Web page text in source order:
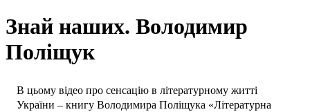
Знай наших. Володимир
Поліщук
В цьому відео про сенсацію в літературному житті
України – книгу Володимира Поліщука «Літературна